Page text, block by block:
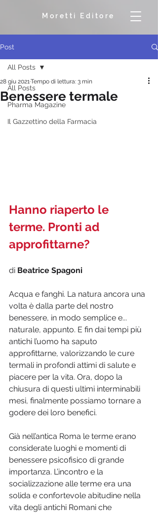
Moretti Editore
Post
All Posts
Pharma Magazine
Il Gazzettino della Farmacia
All Posts
Benessere termale
28 giu 2021Tempo di lettura: 3 min
Hanno riaperto le
terme. Pronti ad
approfittarne?
di Beatrice Spagoni
Acqua e fanghi. La natura ancora una
volta è dalla parte del nostro
benessere, in modo semplice e...
naturale, appunto. E fin dai tempi più
antichi l’uomo ha saputo
approfittarne, valorizzando le cure
termali in profondi attimi di salute e
piacere per la vita. Ora, dopo la
chiusura di questi ultimi interminabili
mesi, finalmente possiamo tornare a
godere dei loro benefici.
Già nell’antica Roma le terme erano
considerate luoghi e momenti di
benessere psicofisico di grande
importanza. L’incontro e la
socializzazione alle terme era una
solida e confortevole abitudine nella
vita degli antichi Romani che